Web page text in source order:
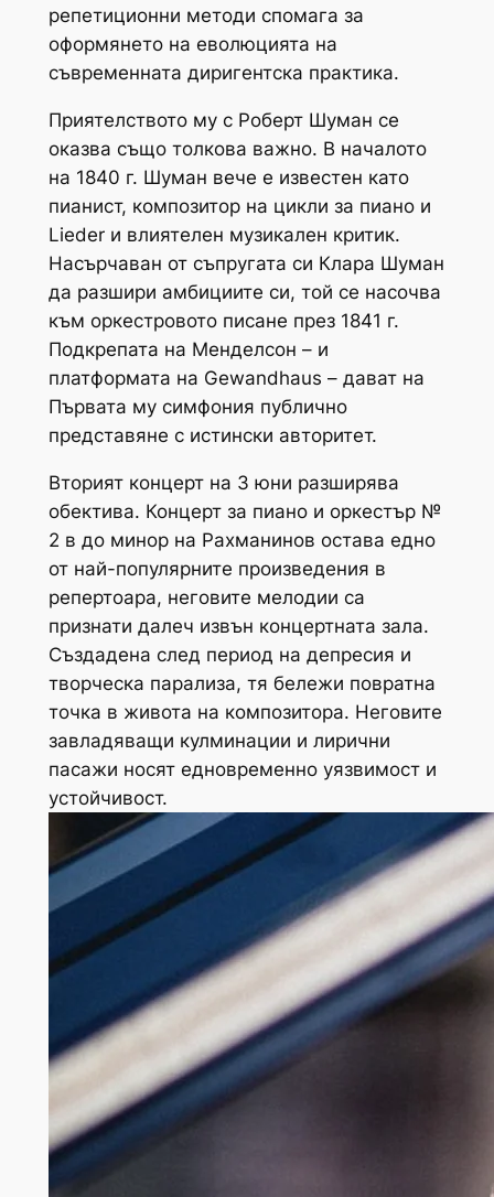
репетиционни методи спомага за
оформянето на еволюцията на
съвременната диригентска практика.
Приятелството му с Роберт Шуман се
оказва също толкова важно. В началото
на 1840 г. Шуман вече е известен като
пианист, композитор на цикли за пиано и
Lieder и влиятелен музикален критик.
Насърчаван от съпругата си Клара Шуман
да разшири амбициите си, той се насочва
към оркестровото писане през 1841 г.
Подкрепата на Менделсон – и
платформата на Gewandhaus – дават на
Първата му симфония публично
представяне с истински авторитет.
Вторият концерт на 3 юни разширява
обектива. Концерт за пиано и оркестър №
2 в до минор на Рахманинов остава едно
от най-популярните произведения в
репертоара, неговите мелодии са
признати далеч извън концертната зала.
Създадена след период на депресия и
творческа парализа, тя бележи повратна
точка в живота на композитора. Неговите
завладяващи кулминации и лирични
пасажи носят едновременно уязвимост и
устойчивост.